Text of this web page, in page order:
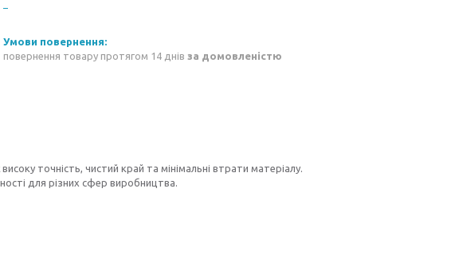
повернення товару протягом 14 днів за домовленістю
точність, чистий край та мінімальні втрати матеріалу.
для різних сфер виробництва.